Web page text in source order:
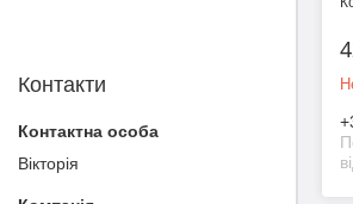
Контакти
Вікторія